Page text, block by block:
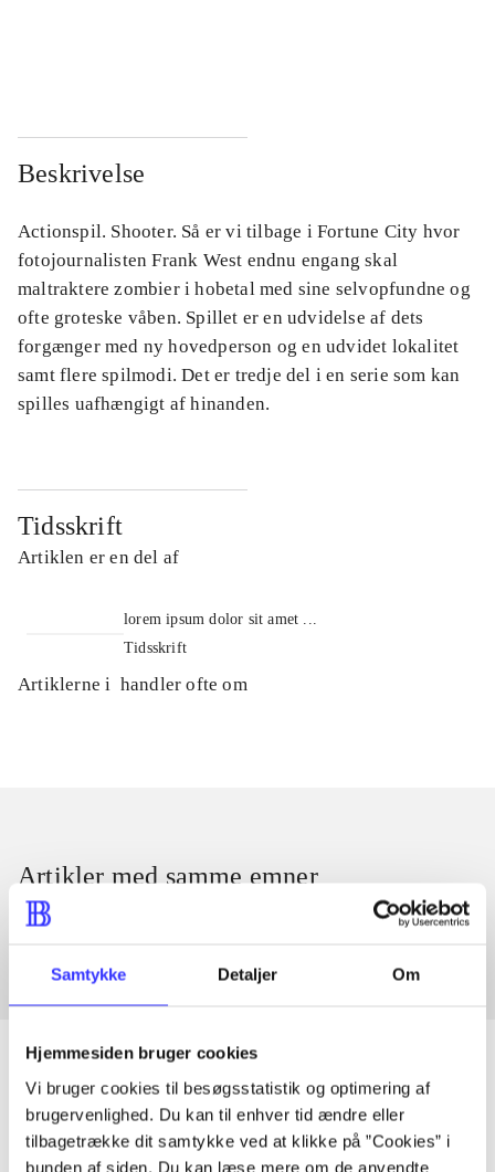
Samtykke Detaljer Om
Hjemmesiden bruger cookies
Vi bruger cookies til besøgsstatistik og optimering af
brugervenlighed. Du kan til enhver tid ændre eller
tilbagetrække dit samtykke ved at klikke på ”Cookies” i
bunden af siden. Du kan læse mere om de anvendte
Beskrivelse
Actionspil. Shooter. Så er vi tilbage i Fortune City hvor
fotojournalisten Frank West endnu engang skal
maltraktere zombier i hobetal med sine selvopfundne og
ofte groteske våben. Spillet er en udvidelse af dets
forgænger med ny hovedperson og en udvidet lokalitet
samt flere spilmodi. Det er tredje del i en serie som kan
spilles uafhængigt af hinanden.
Tidsskrift
Artiklen er en del af
lorem ipsum dolor sit amet ...
Tidsskrift
Artiklerne i handler ofte om
Artikler med samme emner
Fra
Artikler
Alle registrerede artikler fordelt på udgivelser